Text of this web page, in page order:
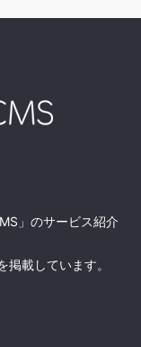
」のサービス紹介
載しています。